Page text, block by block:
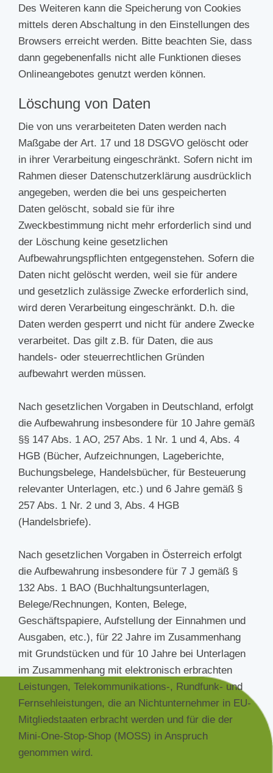
Des Weiteren kann die Speicherung von Cookies
mittels deren Abschaltung in den Einstellungen des
Browsers erreicht werden. Bitte beachten Sie, dass
dann gegebenenfalls nicht alle Funktionen dieses
Onlineangebotes genutzt werden können.
Löschung von Daten
Die von uns verarbeiteten Daten werden nach
Maßgabe der Art. 17 und 18 DSGVO gelöscht oder
in ihrer Verarbeitung eingeschränkt. Sofern nicht im
Rahmen dieser Datenschutzerklärung ausdrücklich
angegeben, werden die bei uns gespeicherten
Daten gelöscht, sobald sie für ihre
Zweckbestimmung nicht mehr erforderlich sind und
der Löschung keine gesetzlichen
Aufbewahrungspflichten entgegenstehen. Sofern die
Daten nicht gelöscht werden, weil sie für andere
und gesetzlich zulässige Zwecke erforderlich sind,
wird deren Verarbeitung eingeschränkt. D.h. die
Daten werden gesperrt und nicht für andere Zwecke
verarbeitet. Das gilt z.B. für Daten, die aus
handels- oder steuerrechtlichen Gründen
aufbewahrt werden müssen.
Nach gesetzlichen Vorgaben in Deutschland, erfolgt
die Aufbewahrung insbesondere für 10 Jahre gemäß
§§ 147 Abs. 1 AO, 257 Abs. 1 Nr. 1 und 4, Abs. 4
HGB (Bücher, Aufzeichnungen, Lageberichte,
Buchungsbelege, Handelsbücher, für Besteuerung
relevanter Unterlagen, etc.) und 6 Jahre gemäß §
257 Abs. 1 Nr. 2 und 3, Abs. 4 HGB
(Handelsbriefe).
Nach gesetzlichen Vorgaben in Österreich erfolgt
die Aufbewahrung insbesondere für 7 J gemäß §
132 Abs. 1 BAO (Buchhaltungsunterlagen,
Belege/Rechnungen, Konten, Belege,
Geschäftspapiere, Aufstellung der Einnahmen und
Ausgaben, etc.), für 22 Jahre im Zusammenhang
mit Grundstücken und für 10 Jahre bei Unterlagen
im Zusammenhang mit elektronisch erbrachten
Leistungen, Telekommunikations-, Rundfunk- und
Fernsehleistungen, die an Nichtunternehmer in EU-
Mitgliedstaaten erbracht werden und für die der
Mini-One-Stop-Shop (MOSS) in Anspruch
genommen wird.